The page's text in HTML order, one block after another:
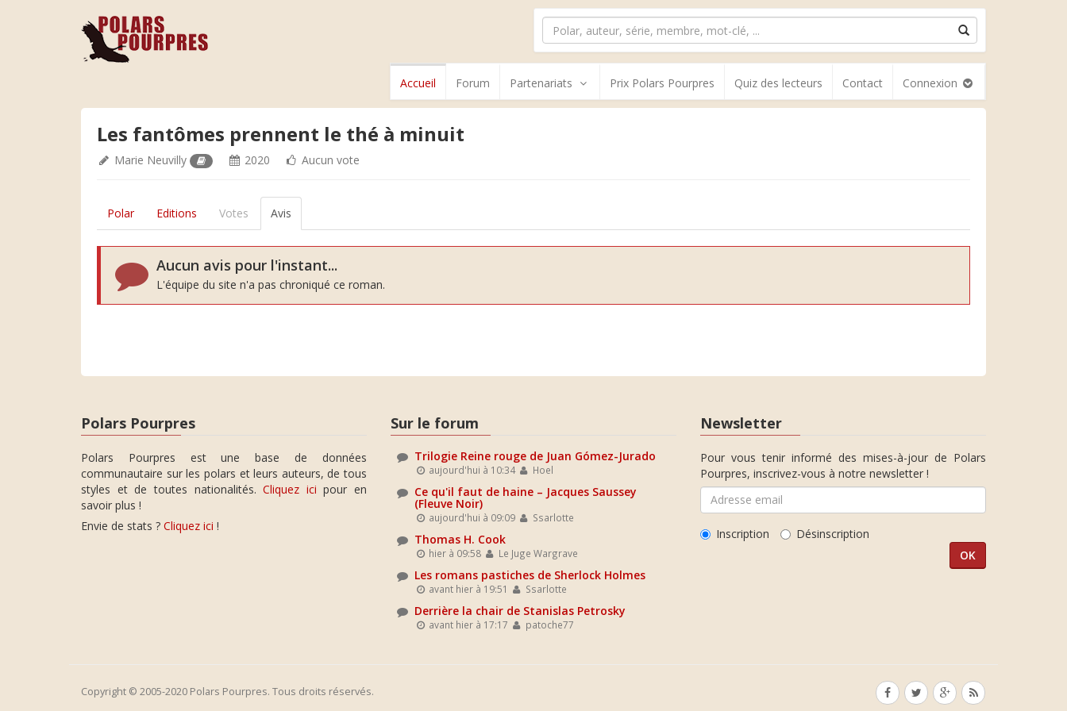
Accueil Forum Partenariats Prix Polars Pourpres Quiz des lecteurs Contact Connexion
Les fantômes prennent le thé à minuit
Marie Neuvilly 2020 Aucun vote
Polar Editions Votes Avis
Aucun avis pour l'instant...
L'équipe du site n'a pas chroniqué ce roman.
Polars Pourpres
Polars Pourpres est une base de données
communautaire sur les polars et leurs auteurs, de tous
styles et de toutes nationalités.Cliquez ici pour en
savoir plus !
Envie de stats ? Cliquez ici !
Sur le forum
Trilogie Reine rouge de Juan Gómez-Jurado
aujourd'hui à 10:34 Hoel
Ce qu'il faut de haine – Jacques Saussey
(Fleuve Noir)
aujourd'hui à 09:09 Ssarlotte
Thomas H. Cook
hier à 09:58 Le Juge Wargrave
Les romans pastiches de Sherlock Holmes
avant hier à 19:51 Ssarlotte
Derrière la chair de Stanislas Petrosky
avant hier à 17:17 patoche77
Newsletter
Pour vous tenir informé des mises-à-jour de Polars
Pourpres, inscrivez-vous à notre newsletter !
Inscription Désinscription
Copyright © 2005-2020 Polars Pourpres. Tous droits réservés.